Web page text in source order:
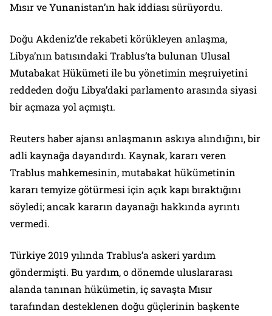
Mısır ve Yunanistan’ın hak iddiası sürüyordu.
Doğu Akdeniz’de rekabeti körükleyen anlaşma,
Libya’nın batısındaki Trablus’ta bulunan Ulusal
Mutabakat Hükümeti ile bu yönetimin meşruiyetini
reddeden doğu Libya’daki parlamento arasında siyasi
bir açmaza yol açmıştı.
Reuters haber ajansı anlaşmanın askıya alındığını, bir
adli kaynağa dayandırdı. Kaynak, kararı veren
Trablus mahkemesinin, mutabakat hükümetinin
kararı temyize götürmesi için açık kapı bıraktığını
söyledi; ancak kararın dayanağı hakkında ayrıntı
vermedi.
Türkiye 2019 yılında Trablus’a askeri yardım
göndermişti. Bu yardım, o dönemde uluslararası
alanda tanınan hükümetin, iç savaşta Mısır
tarafından desteklenen doğu güçlerinin başkente